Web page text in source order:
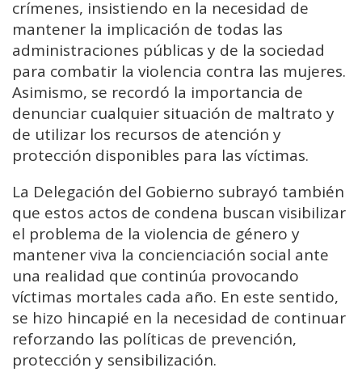
crímenes, insistiendo en la necesidad de
mantener la implicación de todas las
administraciones públicas y de la sociedad
para combatir la violencia contra las mujeres.
Asimismo, se recordó la importancia de
denunciar cualquier situación de maltrato y
de utilizar los recursos de atención y
protección disponibles para las víctimas.
La Delegación del Gobierno subrayó también
que estos actos de condena buscan visibilizar
el problema de la violencia de género y
mantener viva la concienciación social ante
una realidad que continúa provocando
víctimas mortales cada año. En este sentido,
se hizo hincapié en la necesidad de continuar
reforzando las políticas de prevención,
protección y sensibilización.